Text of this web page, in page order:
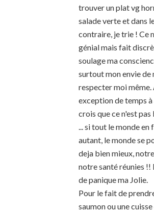
trouver un plat vg
salade verte et dans
contraire, je trie ! Ce
génial mais fait
soulage ma
surtout mon envie de
respecter moi même.
exception de temps à
crois que ce n'est
... si tout le monde en
autant, le monde se
deja bien mieux,
notre santé réunies !!
de panique ma Jolie.
Pour le fait de
saumon ou une